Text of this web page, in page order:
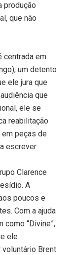
produção
que não
centrada em
um detento
ele jura que
que
ele se
reabilitação
peças de
escrever
Clarence
A
poucos e
Com a ajuda
“Divine”,
ele
Brent